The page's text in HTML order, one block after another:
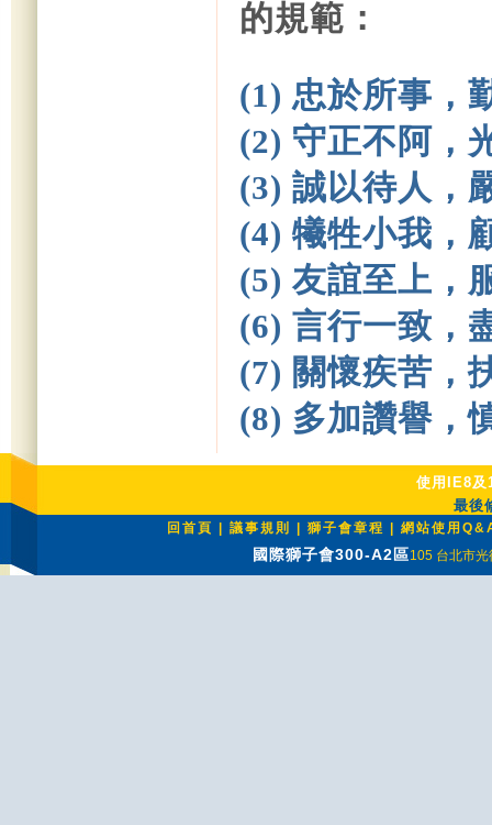
的規範：
(1) 忠於所事，
(2) 守正不阿，
(3) 誠以待人，
(4) 犧牲小我，
(5) 友誼至上，
(6) 言行一致，
(7) 關懷疾苦，
(8) 多加讚譽，
使用IE8及
最後
回首頁 議事規則 獅子會章程 網站使用
國際獅子會300-A2區105 台北市